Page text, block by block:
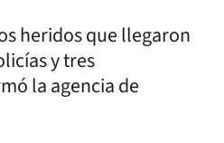
heridos que llegaron
y tres
la agencia de